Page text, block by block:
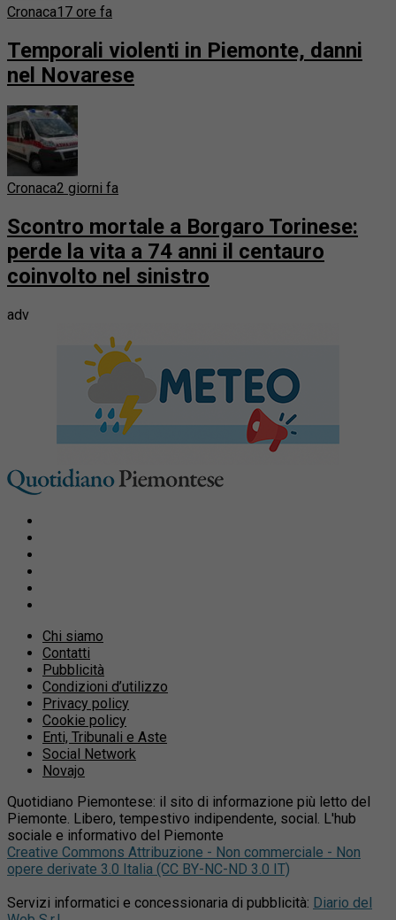
Cronaca17 ore fa
Temporali violenti in Piemonte, danni
nel Novarese
Cronaca2 giorni fa
Scontro mortale a Borgaro Torinese:
perde la vita a 74 anni il centauro
coinvolto nel sinistro
adv
Chi siamo
Contatti
Pubblicità
Condizioni d’utilizzo
Privacy policy
Cookie policy
Enti, Tribunali e Aste
Social Network
Novajo
Quotidiano Piemontese: il sito di informazione più letto del
Piemonte. Libero, tempestivo indipendente, social. L'hub
sociale e informativo del Piemonte
Creative Commons Attribuzione - Non commerciale - Non
opere derivate 3.0 Italia (CC BY-NC-ND 3.0 IT)
Servizi informatici e concessionaria di pubblicità: Diario del